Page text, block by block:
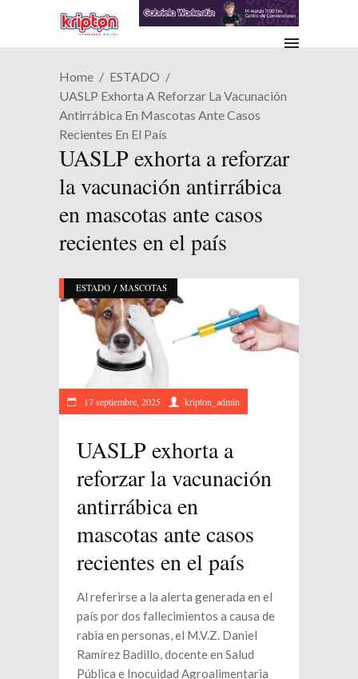
Home
ESTADO
UASLP Exhorta A Reforzar La Vacunación
Antirrábica En Mascotas Ante Casos
Recientes En El País
UASLP exhorta a reforzar
la vacunación antirrábica
en mascotas ante casos
recientes en el país
ESTADO / MASCOTAS
17 septiembre, 2025 kripton_admin
UASLP exhorta a
reforzar la vacunación
antirrábica en
mascotas ante casos
recientes en el país
Al referirse a la alerta generada en el
país por dos fallecimientos a causa de
rabia en personas, el M.V.Z. Daniel
Ramírez Badillo, docente en Salud
Pública e Inocuidad Agroalimentaria